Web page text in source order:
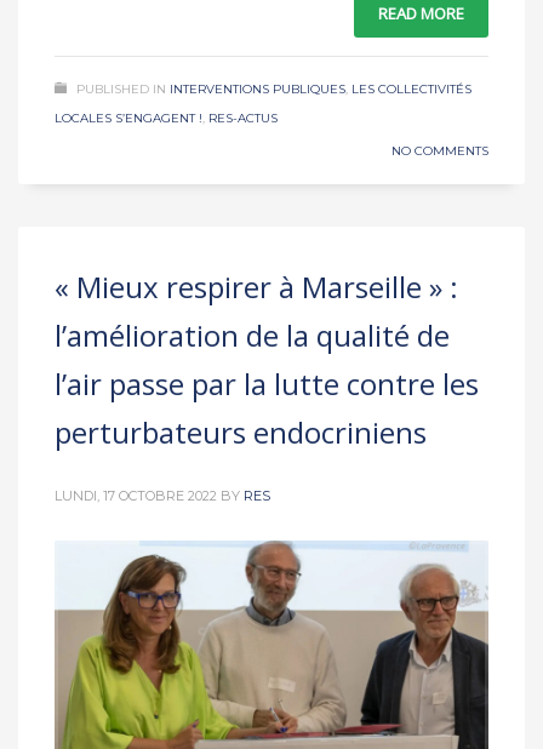
READ MORE
PUBLISHED IN INTERVENTIONS PUBLIQUES, LES COLLECTIVITÉS
LOCALES S’ENGAGENT !, RES-ACTUS
NO COMMENTS
« Mieux respirer à Marseille » :
l’amélioration de la qualité de
l’air passe par la lutte contre les
perturbateurs endocriniens
LUNDI, 17 OCTOBRE 2022 BY RES